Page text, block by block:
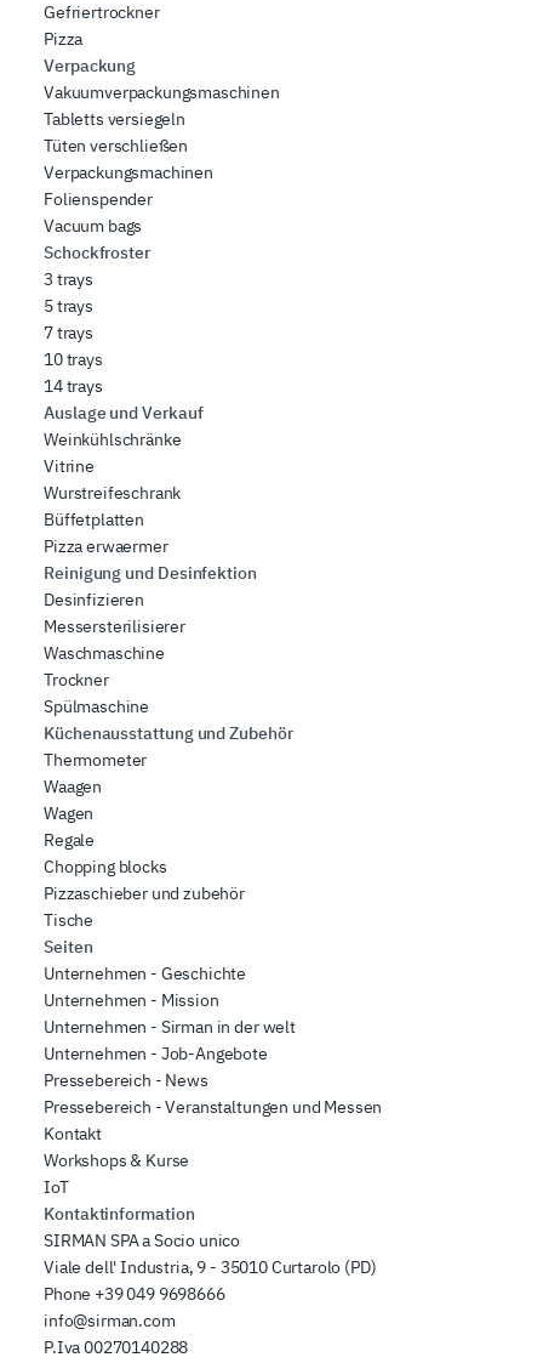
Gefriertrockner
Pizza
Verpackung
Vakuumverpackungsmaschinen
Tabletts versiegeln
Tüten verschließen
Verpackungsmachinen
Folienspender
Vacuum bags
Schockfroster
3 trays
5 trays
7 trays
10 trays
14 trays
Auslage und Verkauf
Weinkühlschränke
Vitrine
Wurstreifeschrank
Büffetplatten
Pizza erwaermer
Reinigung und Desinfektion
Desinfizieren
Messersterilisierer
Waschmaschine
Trockner
Spülmaschine
Küchenausstattung und Zubehör
Thermometer
Waagen
Wagen
Regale
Chopping blocks
Pizzaschieber und zubehör
Tische
Seiten
Unternehmen - Geschichte
Unternehmen - Mission
Unternehmen - Sirman in der welt
Unternehmen - Job-Angebote
Pressebereich - News
Pressebereich - Veranstaltungen und Messen
Kontakt
Workshops & Kurse
IoT
Kontaktinformation
SIRMAN SPA a Socio unico
Viale dell' Industria, 9 - 35010 Curtarolo (PD)
Phone +39 049 9698666
info@sirman.com
P.Iva 00270140288